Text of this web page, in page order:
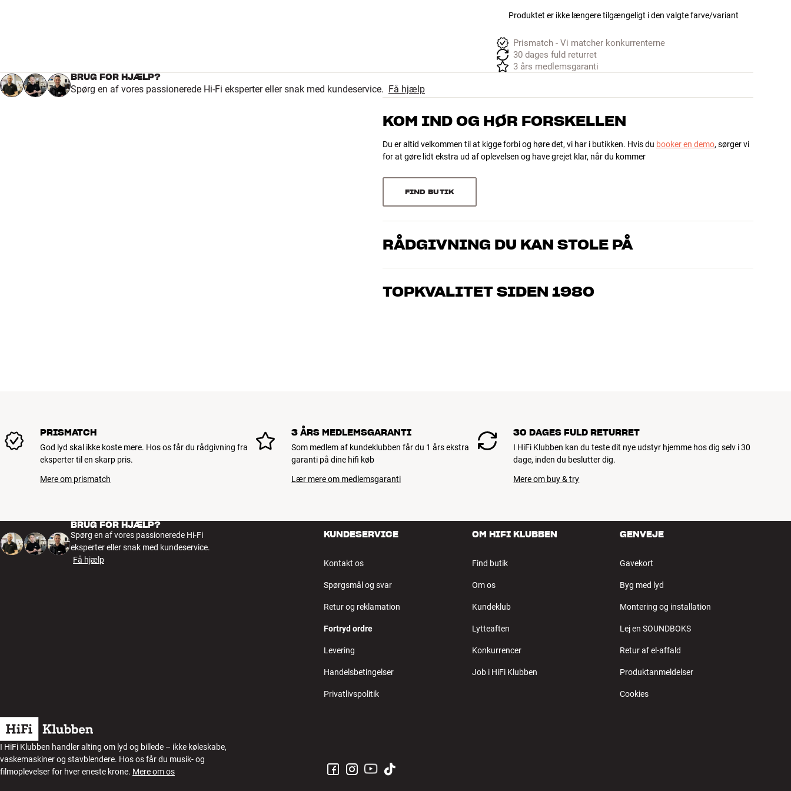
Produktet er ikke længere tilgængeligt i den valgte farve/variant
Prismatch - Vi matcher konkurrenterne
30 dages fuld returret
3 års medlemsgaranti
BRUG FOR HJÆLP?
Spørg en af vores passionerede Hi-Fi eksperter eller snak med kundeservice. Få hjælp
KOM IND OG HØR FORSKELLEN
Du er altid velkommen til at kigge forbi og høre det, vi har i butikken. Hvis du booker en demo, sørger vi
for at gøre lidt ekstra ud af oplevelsen og have grejet klar, når du kommer
FIND BUTIK
RÅDGIVNING DU KAN STOLE PÅ
Vores medarbejdere er ægte entusiaster, som kender produkterne og brænder for den gode lyd til både
dig og dit budget
TOPKVALITET SIDEN 1980
PRISMATCH
God lyd skal ikke koste mere. Hos os får du rådgivning fra
eksperter til en skarp pris.
Mere om prismatch
3 ÅRS MEDLEMSGARANTI
Som medlem af kundeklubben får du 1 års ekstra
garanti på dine hifi køb
Lær mere om medlemsgaranti
30 DAGES FULD RETURRET
I HiFi Klubben kan du teste dit nye udstyr hjemme hos dig selv i 30
dage, inden du beslutter dig.
Mere om buy & try
BRUG FOR HJÆLP?
Spørg en af vores passionerede Hi-Fi
eksperter eller snak med kundeservice.
Få hjælp
KUNDESERVICE
Kontakt os
Spørgsmål og svar
Retur og reklamation
Fortryd ordre
Levering
Handelsbetingelser
Privatlivspolitik
OM HIFI KLUBBEN
Find butik
Om os
Kundeklub
Lytteaften
Konkurrencer
Job i HiFi Klubben
GENVEJE
Gavekort
Byg med lyd
Montering og installation
Lej en SOUNDBOKS
Retur af el-affald
Produktanmeldelser
Cookies
I HiFi Klubben handler alting om lyd og billede – ikke køleskabe,
vaskemaskiner og stavblendere. Hos os får du musik- og
filmoplevelser for hver eneste krone. Mere om os